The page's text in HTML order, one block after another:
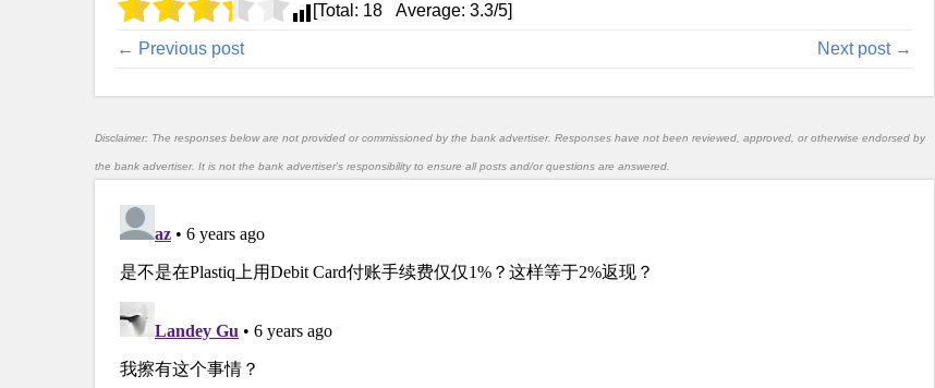
[Total: 18 Average: 3.3/5]
← Previous post Next post →
Disclaimer: The responses below are not provided or commissioned by the bank advertiser. Responses have not been reviewed, approved, or otherwise endorsed by
the bank advertiser. It is not the bank advertiser's responsibility to ensure all posts and/or questions are answered.